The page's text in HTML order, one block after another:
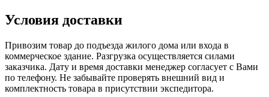
Условия доставки
Привозим товар до подъезда жилого дома или входа в
коммерческое здание. Разгрузка осуществляется силами
заказчика. Дату и время доставки менеджер согласует с Вами
по телефону. Не забывайте проверять внешний вид и
комплектность товара в присутствии экспедитора.